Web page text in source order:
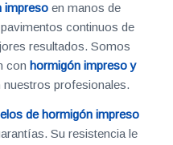
impreso en manos de
continuos de
resultados. Somos
conhormigón impreso y
profesionales.
de hormigón impreso
Su resistencia le